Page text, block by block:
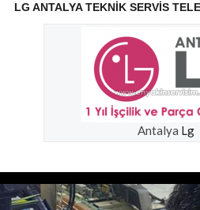
LG ANTALYA TEKNIK SERVIS
Antalya Lg